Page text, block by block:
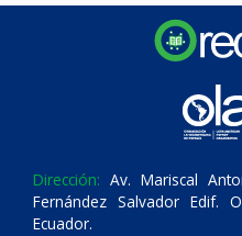
Dirección: Av. Mariscal
Fernández Salvador Edif.
Ecuador.